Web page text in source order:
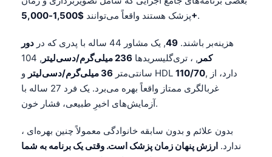
پزشک هستند واقعاً می‌توانند$1,500-5,000+.
هزینه‌بر باشند. 49, یک مشاور 44 ساله با پدری که در
دور
کمر , ، تری‌گلیسریدها 236 میلی‌گرم/دسی‌لیتر
, 104
سانتی‌متر 36 میلی‌گرم/دسی‌لیتر و HDL 110/70, دارد، از
غربالگری ممتاز واقعاً بهره می‌برد. یک فرد 27 ساله با
آزمایش‌های اخیرِ طبیعی، فشار خون.
، بدون علائم و بدون سابقه خانوادگی معمولاً چنین بهره‌ای
ندارد. ارزش پنهان زمان پزشک است. وقتی یک برنامه به شما